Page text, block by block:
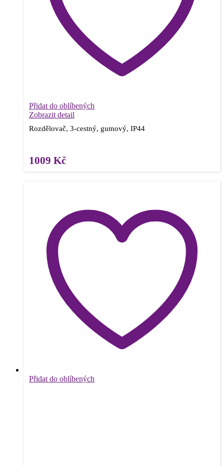
Přidat do oblíbených
Zobrazit detail
Rozdělovač, 3-cestný, gumový, IP44
1009 Kč
Přidat do oblíbených